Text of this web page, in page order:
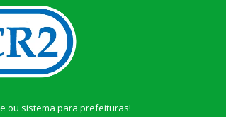
ou sistema para prefeituras!